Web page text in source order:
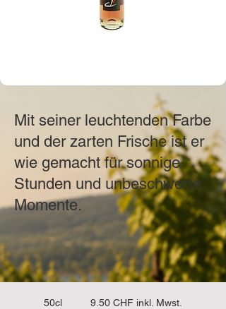
Mit seiner leuchtenden Farbe
und der zarten Frische ist er
wie gemacht für sonnige
Stunden und unbeschwerte
Momente.
50cl 9.50 CHF inkl. Mwst.